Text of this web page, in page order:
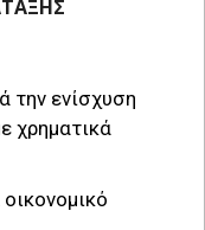
την ενίσχυση
χρηματικά